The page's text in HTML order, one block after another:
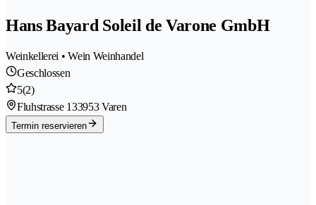
Hans Bayard Soleil de Varone GmbH
Weinkellerei • Wein Weinhandel
Geschlossen
5(2)
Fluhstrasse 133953 Varen
Termin reservieren